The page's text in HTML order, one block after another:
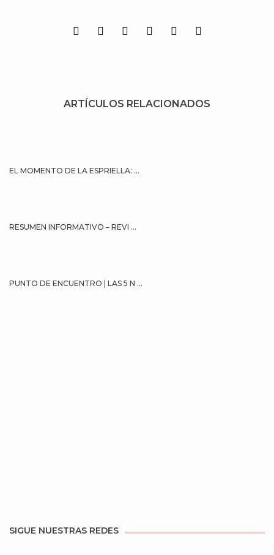
ARTÍCULOS RELACIONADOS
EL MOMENTO DE LA ESPRIELLA: ...
RESUMEN INFORMATIVO – REVI ...
PUNTO DE ENCUENTRO | LAS 5 N ...
SIGUE NUESTRAS REDES